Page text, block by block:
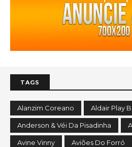
TAGS
Alanzim Coreano Aldair Play
Anderson & Véi Da Pisadinha
Avine Vinny Aviões Do Forró